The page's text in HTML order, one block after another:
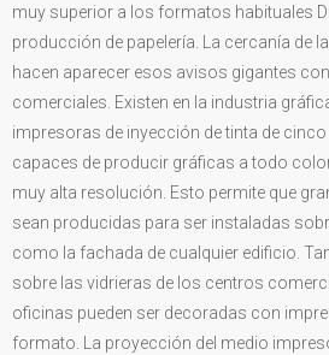
muy superior a los formatos habituales
producción de papelería. La cercanía de
hacen aparecer esos avisos gigantes
comerciales. Existen en la industria
impresoras de inyección de tinta de
capaces de producir gráficas a todo
muy alta resolución. Esto permite que
sean producidas para ser instaladas
como la fachada de cualquier edificio.
sobre las vidrieras de los centros
oficinas pueden ser decoradas con
formato. La proyección del medio